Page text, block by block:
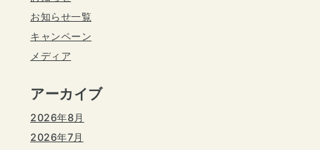
お知らせ一覧
キャンペーン
メディア
アーカイブ
2026年8月
2026年7月